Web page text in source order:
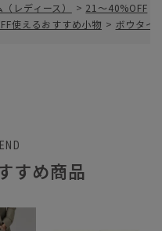
レディース） > 21～40%OFF
使えるおすすめ小物 > ボウタイ
すめ商品